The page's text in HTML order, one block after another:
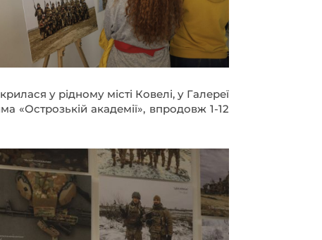
«Острозькій академії», впродовж 1-12